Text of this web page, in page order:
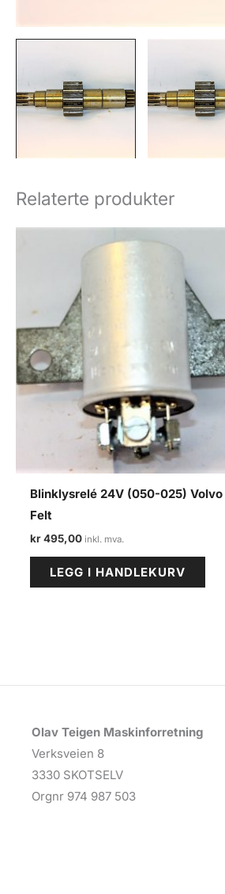
Relaterte produkter
Blinklysrelé 24V (050-025) Volvo
Felt
kr495,00
LEGG I HANDLEKURV
Olav Teigen Maskinforretning
Verksveien 8
3330 SKOTSELV
Orgnr 974 987 503